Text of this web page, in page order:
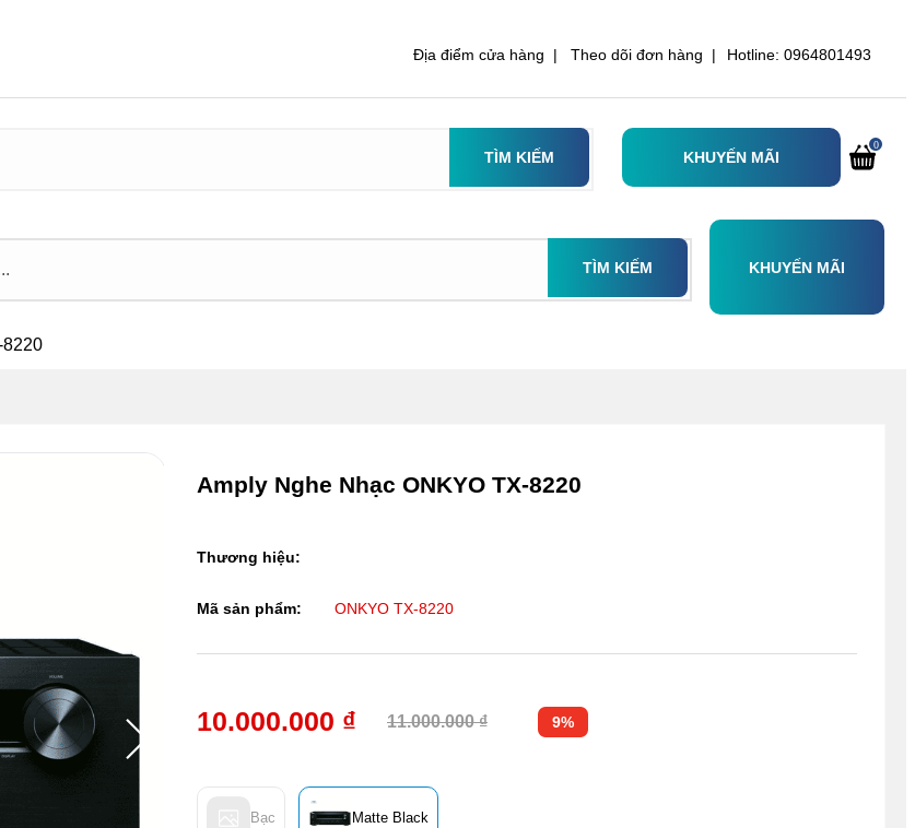
Địa điểm cửa hàng | Theo dõi đơn hàng | Hotline: 0964801493
TÌM KIẾM KHUYẾN MÃI
0
TÌM KIẾM KHUYẾN MÃI
Amply Nghe Nhạc ONKYO TX-8220
Bạc Matte Black
10.000.000 ₫ 11.000.000 ₫ 9%
Thương hiệu:
Mã sản phẩm: ONKYO TX-8220